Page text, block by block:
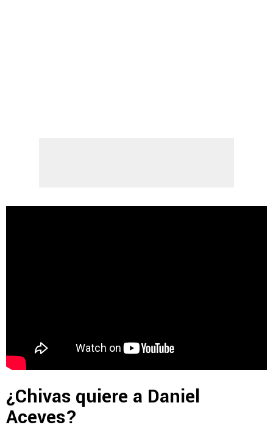
¿Chivas quiere a Daniel
Aceves?